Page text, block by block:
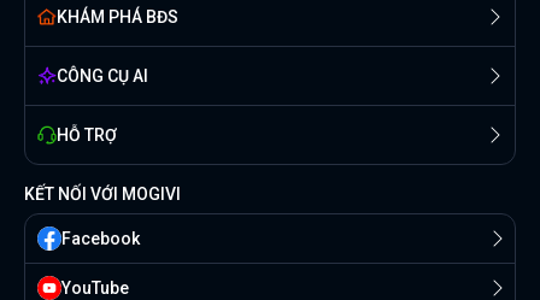
KHÁM PHÁ BĐS
CÔNG CỤ AI
HỖ TRỢ
KẾT NỐI VỚI MOGIVI
Facebook
YouTube